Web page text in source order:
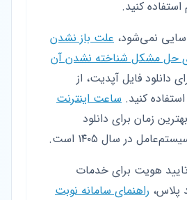
کنید.
نمی‌شود، علت باز نشدن
حل مشکل شناخته نشدن آن
دانلود فایل آپدیت، از
کنید. ساعت اینترنت
بهترین زمان برای دانلود
در سال ۱۴۰۵ است.
هویت برای خدمات
پلاس، راهنمای سامانه نوبت